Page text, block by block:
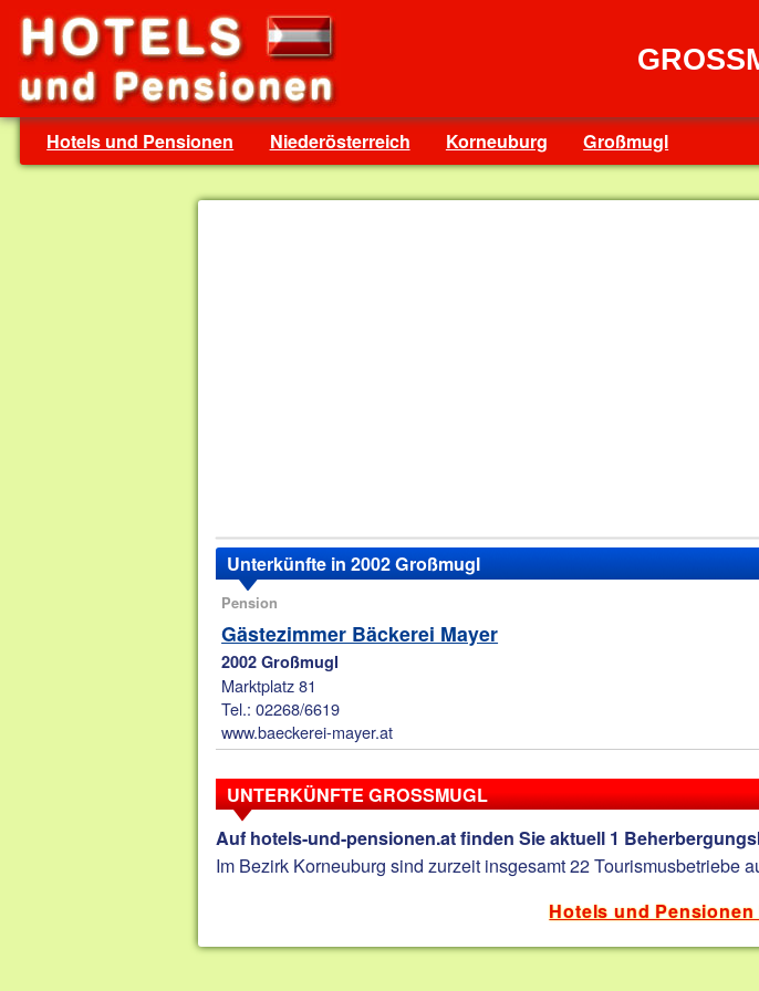
Hotels und Pensionen Niederösterreich Korneuburg Großmugl
Unterkünfte in 2002 Großmugl
Pension
Gästezimmer Bäckerei Mayer
2002 Großmugl
Marktplatz 81
Tel.: 02268/6619
www.baeckerei-mayer.at
UNTERKÜNFTE GROSSMUGL
Auf hotels-und-pensionen.at finden Sie aktuell 1
Im Bezirk Korneuburg sind zurzeit insgesamt 22 Tourismusbetriebe
Hotels und